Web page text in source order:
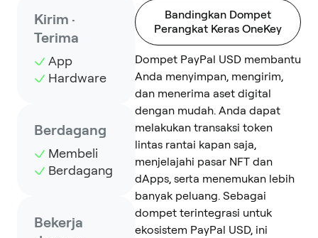
Kirim ·
Terima
App
Hardware
Berdagang
Membeli
Berdagang
Bekerja
Bandingkan Dompet
Perangkat Keras OneKey
Dompet PayPal USD membantu
Anda menyimpan, mengirim,
dan menerima aset digital
dengan mudah. Anda dapat
melakukan transaksi token
lintas rantai kapan saja,
menjelajahi pasar NFT dan
dApps, serta menemukan lebih
banyak peluang. Sebagai
dompet terintegrasi untuk
ekosistem PayPal USD, ini